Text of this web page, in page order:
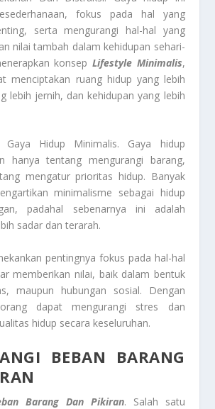
fokus pada hal yang
serta mengurangi hal-hal yang
nilai tambah dalam kehidupan sehari-
konsep Lifestyle Minimalis,
menciptakan ruang hidup yang lebih
lebih jernih, dan kehidupan yang lebih
Gaya Hidup Minimalis. Gaya hidup
hanya tentang mengurangi barang,
mengatur prioritas hidup. Banyak
minimalisme sebagai hidup
padahal sebenarnya ini adalah
sadar dan terarah.
pentingnya fokus pada hal-hal
memberikan nilai, baik dalam bentuk
maupun hubungan sosial. Dengan
dapat mengurangi stres dan
hidup secara keseluruhan.
BEBAN BARANG
Barang Dan Pikiran. Salah satu